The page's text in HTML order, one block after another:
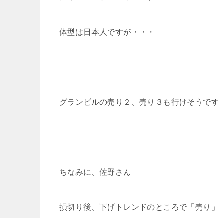
体型は日本人ですが・・・
グランビルの売り２、売り３も行けそうです
ちなみに、佐野さん
損切り後、下げトレンドのところで「売り」